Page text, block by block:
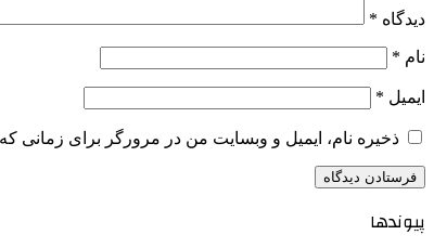
دیدگاه *
نام *
ایمیل *
ذخیره نام، ایمیل و وبسایت من در مرورگر برای زمانی
پیوندها